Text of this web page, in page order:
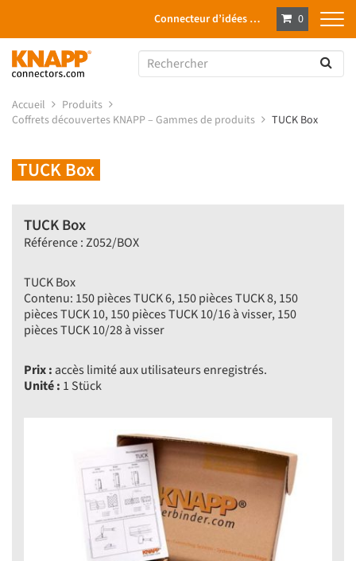
Connecteur d’idées … 0
Accueil
Produits
Coffrets découvertes KNAPP – Gammes de produits
TUCK Box
TUCK Box
TUCK Box
Référence : Z052/BOX
TUCK Box
Contenu: 150 pièces TUCK 6, 150 pièces TUCK 8, 150
pièces TUCK 10, 150 pièces TUCK 10/16 à visser, 150
pièces TUCK 10/28 à visser
Prix : accès limité aux utilisateurs enregistrés.
Unité : 1 Stück